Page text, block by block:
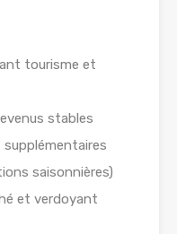
tourisme et
stables
saisonnières)
et verdoyant